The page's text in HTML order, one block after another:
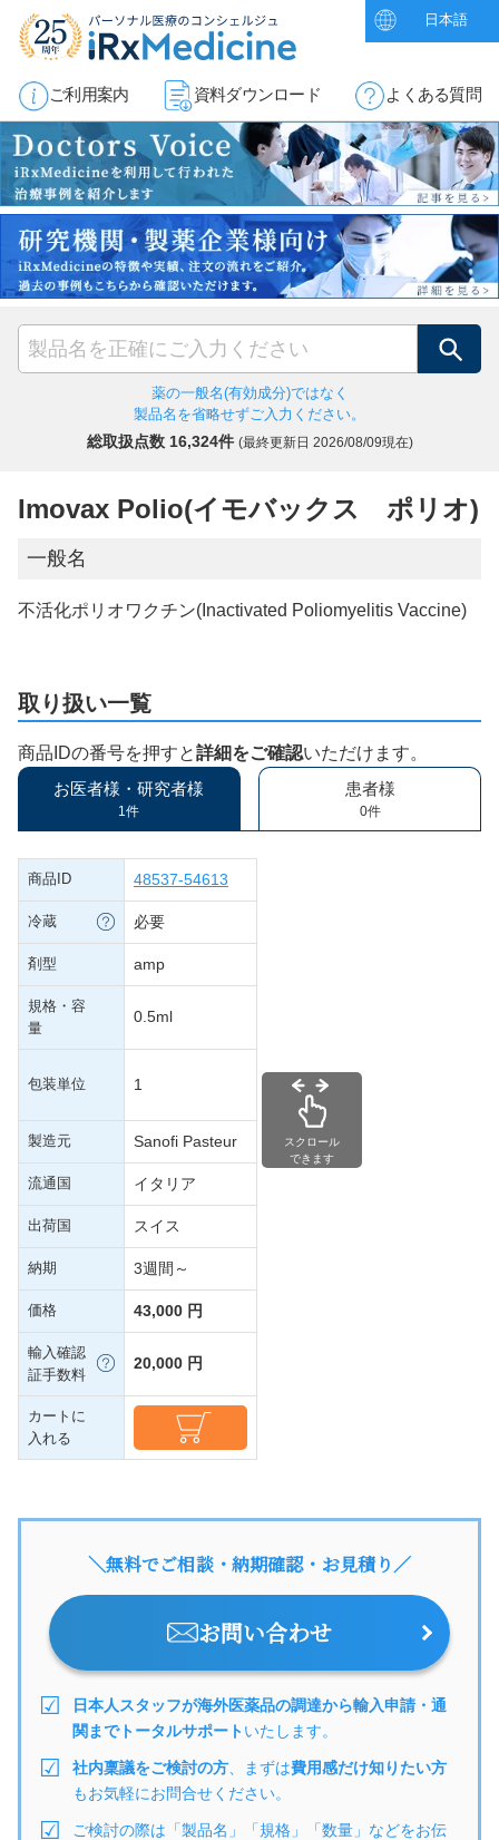
日本語
ご利用案内 資料ダウンロード よくある質問
検索
薬の一般名(有効成分)ではなく
製品名を省略せずご入力ください。
総取扱点数 16,324件 (最終更新日 2026/08/09現在)
Imovax Polio(イモバックス ポリオ)
一般名
不活化ポリオワクチン(Inactivated Poliomyelitis Vaccine)
取り扱い一覧
商品IDの番号を押すと詳細をご確認いただけます。
お医者様・研究者様
1件
患者様
0件
商品ID 48537-54613
冷蔵 必要
剤型 amp
規格・容
量
0.5ml
包装単位 1
製造元 Sanofi Pasteur
流通国 イタリア
出荷国 スイス
納期 3週間～
価格 43,000 円
輸入確認
証手数料
20,000 円
カートに
入れる
スクロール
できます
＼無料でご相談・納期確認・お見積り／
お問い合わせ
日本人スタッフが海外医薬品の調達から輸入申請・通
関までトータルサポートいたします。
社内稟議をご検討の方 、まずは費用感だけ知りたい方
もお気軽にお問合せください。
ご検討の際は「製品名」「規格」「数量」などをお伝